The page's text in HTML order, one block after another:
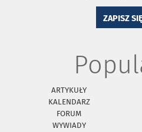
ZAPISZ SIĘ
ARTYKUŁY
KALENDARZ
FORUM
WYWIADY